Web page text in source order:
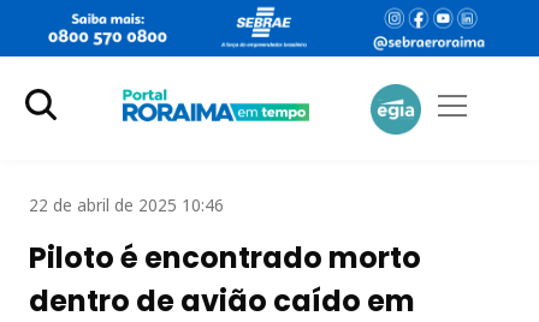
22 de abril de 2025 10:46
Piloto é encontrado morto
dentro de avião caído em